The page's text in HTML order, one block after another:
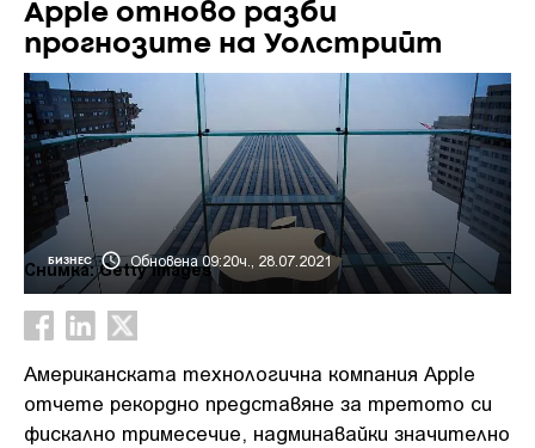
Apple отново разби
прогнозите на Уолстрийт
БИЗНЕС Обновена 09:20ч., 28.07.2021
Снимка: Getty images
Американската технологична компания Apple
отчете рекордно представяне за третото си
фискално тримесечие, надминавайки значително